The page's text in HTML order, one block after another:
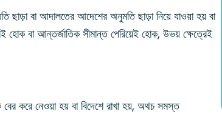
ছাড়া বা আদালতের আদেশের অনুমতি ছাড়া নিয়ে যাওয়া হয় বা
হোক বা আন্তর্জাতিক সীমান্ত পেরিয়েই হোক, উভয় ক্ষেত্রেই
করে নেওয়া হয় বা বিদেশে রাখা হয়, অথচ সমস্ত